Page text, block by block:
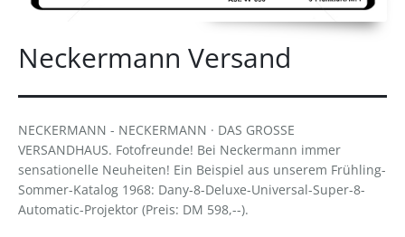
Neckermann Versand
NECKERMANN - NECKERMANN · DAS GROSSE
VERSANDHAUS. Fotofreunde! Bei Neckermann immer
sensationelle Neuheiten! Ein Beispiel aus unserem Frühling-
Sommer-Katalog 1968: Dany-8-Deluxe-Universal-Super-8-
Automatic-Projektor (Preis: DM 598,--).